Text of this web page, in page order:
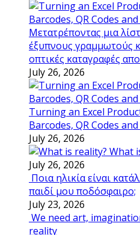
Μετατρέποντας μια
έξυπνους γραμμωτούς
οπτικές καταγραφές
July 26, 2026
Turning an Excel
Barcodes, QR Codes
July 26, 2026
What
July 26, 2026
Ποια ηλικία είναι
παιδί μου ποδόσφαιρο;
July 23, 2026
We need art,
reality